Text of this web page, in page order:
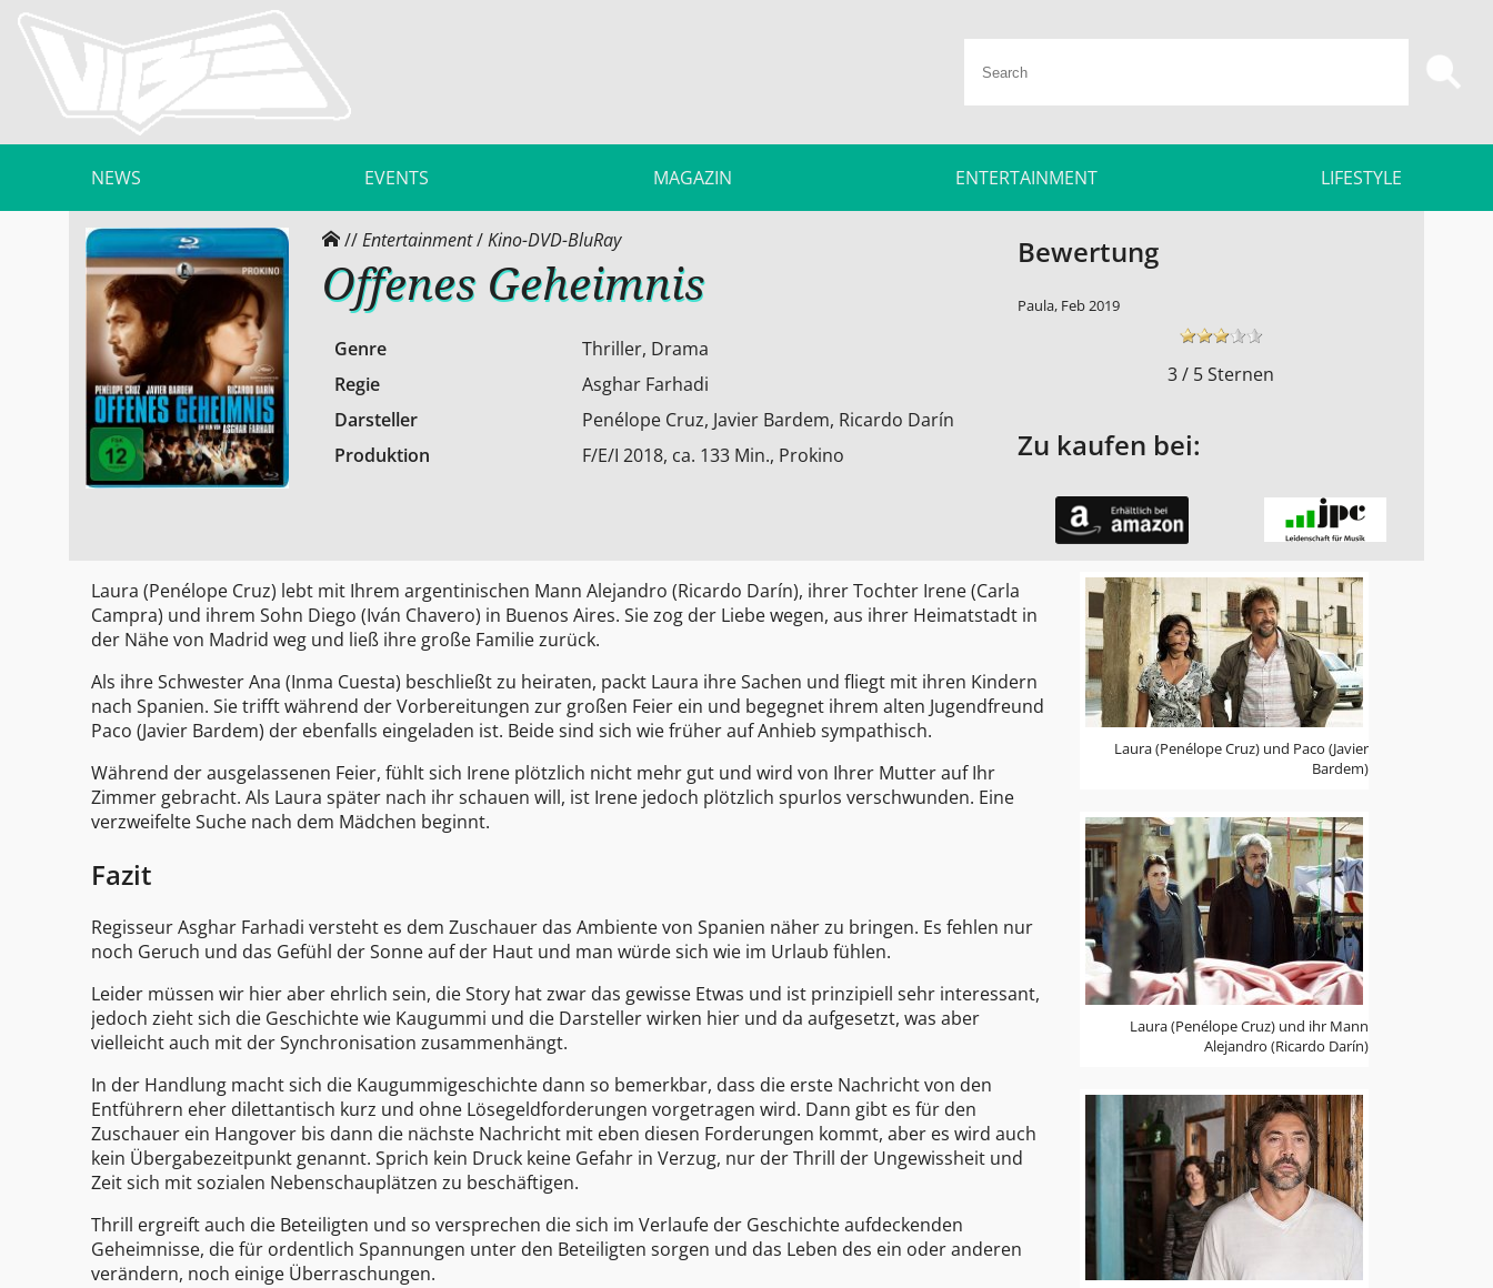
NEWS EVENTS MAGAZIN ENTERTAINMENT LIFESTYLE
//Entertainment/Kino-DVD-BluRay
Offenes Geheimnis
Genre
Thriller, Drama
Regie
Asghar Farhadi
Darsteller
Penélope Cruz, Javier Bardem, Ricardo Darín
Produktion
F/E/I 2018, ca. 133 Min., Prokino
Bewertung
Paula, Feb 2019
3 / 5 Sternen
Zu kaufen bei:
Laura (Penélope Cruz) und Paco (Javier
Bardem)
Laura (Penélope Cruz) und ihr Mann
Alejandro (Ricardo Darín)
Laura (Penélope Cruz) lebt mit Ihrem argentinischen Mann Alejandro (Ricardo Darín), ihrer Tochter Irene (Carla
Campra) und ihrem Sohn Diego (Iván Chavero) in Buenos Aires. Sie zog der Liebe wegen, aus ihrer Heimatstadt in
der Nähe von Madrid weg und ließ ihre große Familie zurück.
Als ihre Schwester Ana (Inma Cuesta) beschließt zu heiraten, packt Laura ihre Sachen und fliegt mit ihren Kindern
nach Spanien. Sie trifft während der Vorbereitungen zur großen Feier ein und begegnet ihrem alten Jugendfreund
Paco (Javier Bardem) der ebenfalls eingeladen ist. Beide sind sich wie früher auf Anhieb sympathisch.
Während der ausgelassenen Feier, fühlt sich Irene plötzlich nicht mehr gut und wird von Ihrer Mutter auf Ihr
Zimmer gebracht. Als Laura später nach ihr schauen will, ist Irene jedoch plötzlich spurlos verschwunden. Eine
verzweifelte Suche nach dem Mädchen beginnt.
Fazit
Regisseur Asghar Farhadi versteht es dem Zuschauer das Ambiente von Spanien näher zu bringen. Es fehlen nur
noch Geruch und das Gefühl der Sonne auf der Haut und man würde sich wie im Urlaub fühlen.
Leider müssen wir hier aber ehrlich sein, die Story hat zwar das gewisse Etwas und ist prinzipiell sehr interessant,
jedoch zieht sich die Geschichte wie Kaugummi und die Darsteller wirken hier und da aufgesetzt, was aber
vielleicht auch mit der Synchronisation zusammenhängt.
In der Handlung macht sich die Kaugummigeschichte dann so bemerkbar, dass die erste Nachricht von den
Entführern eher dilettantisch kurz und ohne Lösegeldforderungen vorgetragen wird. Dann gibt es für den
Zuschauer ein Hangover bis dann die nächste Nachricht mit eben diesen Forderungen kommt, aber es wird auch
kein Übergabezeitpunkt genannt. Sprich kein Druck keine Gefahr in Verzug, nur der Thrill der Ungewissheit und
Zeit sich mit sozialen Nebenschauplätzen zu beschäftigen.
Thrill ergreift auch die Beteiligten und so versprechen die sich im Verlaufe der Geschichte aufdeckenden
Geheimnisse, die für ordentlich Spannungen unter den Beteiligten sorgen und das Leben des ein oder anderen
verändern, noch einige Überraschungen.